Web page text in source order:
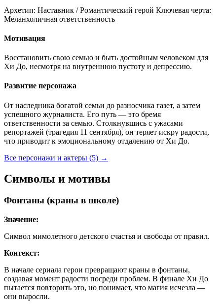
Архетип: Наставник / Романтический герой Ключевая черта:
Меланхоличная ответственность
Мотивация
Восстановить свою семью и быть достойным человеком для
Хи До, несмотря на внутреннюю пустоту и депрессию.
Развитие персонажа
От наследника богатой семьи до разносчика газет, а затем
успешного журналиста. Его путь — это бремя
ответственности за семью. Столкнувшись с ужасами
репортажей (трагедия 11 сентября), он теряет искру радости,
что приводит к эмоциональному отдалению от Хи До.
Все персонажи и актеры (5) →
Символы и мотивы
Фонтаны (краны в школе)
Значение:
Символ мимолетного детского счастья и свободы от правил.
Контекст:
В начале сериала герои превращают краны в фонтаны,
создавая момент радости посреди проблем. В финале Хи До
пытается повторить это, но понимает, что магия исчезла —
они выросли.